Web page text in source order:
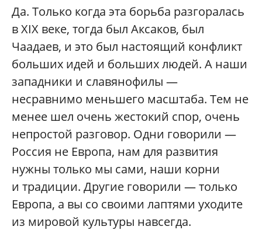
Да. Только когда эта борьба разгоралась
в XIX веке, тогда был Аксаков, был
Чаадаев, и это был настоящий конфликт
больших идей и больших людей. А наши
западники и славянофилы —
несравнимо меньшего масштаба. Тем не
менее шел очень жестокий спор, очень
непростой разговор. Одни говорили —
Россия не Европа, нам для развития
нужны только мы сами, наши корни
и традиции. Другие говорили — только
Европа, а вы со своими лаптями уходите
из мировой культуры навсегда.